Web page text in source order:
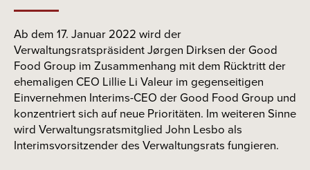
Ab dem 17. Januar 2022 wird der
Verwaltungsratspräsident Jørgen Dirksen der Good
Food Group im Zusammenhang mit dem Rücktritt der
ehemaligen CEO Lillie Li Valeur im gegenseitigen
Einvernehmen Interims-CEO der Good Food Group und
konzentriert sich auf neue Prioritäten. Im weiteren Sinne
wird Verwaltungsratsmitglied John Lesbo als
Interimsvorsitzender des Verwaltungsrats fungieren.